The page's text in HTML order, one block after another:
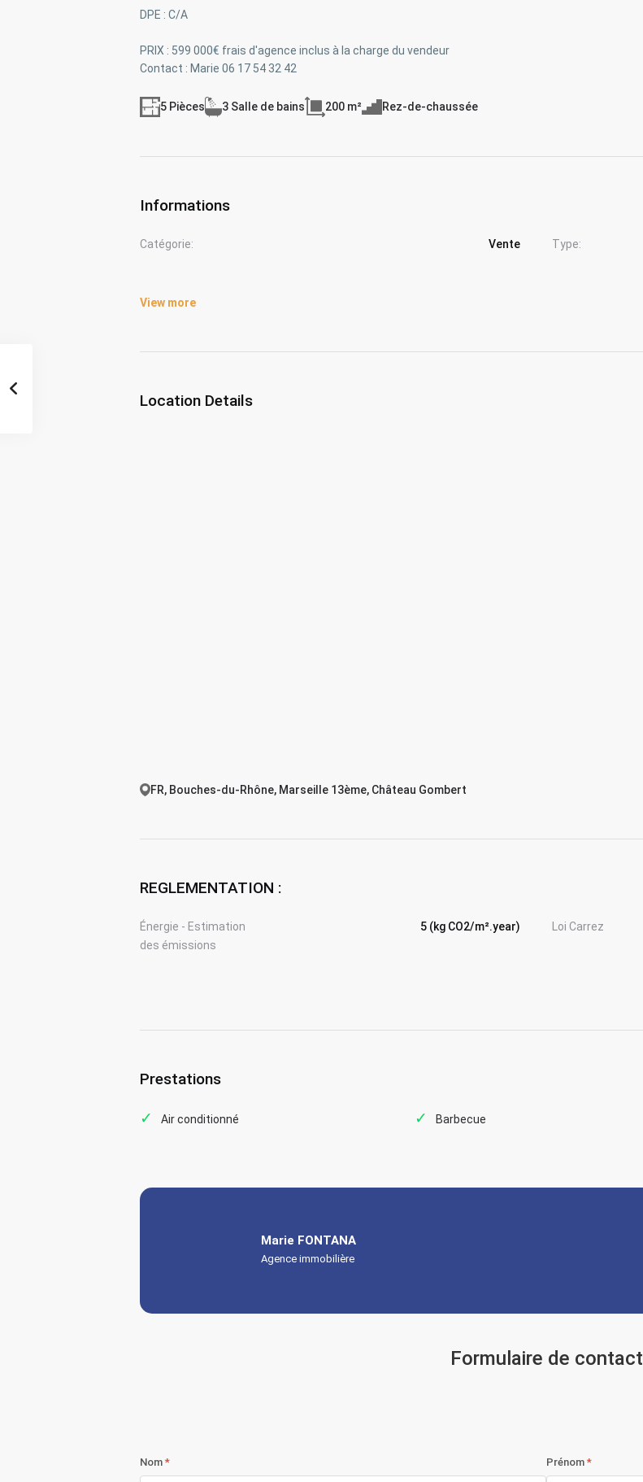
DPE : C/A
PRIX : 599 000€ frais d'agence inclus à la charge du vendeur
Contact : Marie 06 17 54 32 42
5 Pièces 3 Salle de bains 200 m² Rez-de-chaussée
Informations
Catégorie: Vente Type:
View more
Location Details
FR, Bouches-du-Rhône, Marseille 13ème, Château Gombert
REGLEMENTATION :
Énergie - Estimation
des émissions
5 (kg CO2/m².year) Loi Carrez
Prestations
Air conditionné Barbecue
Marie FONTANA
Agence immobilière
Formulaire de contact
Nom Prénom